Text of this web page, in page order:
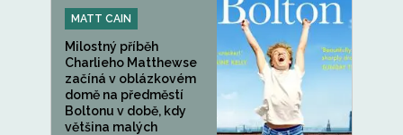
MATT CAIN
Milostný příběh
Charlieho Matthewse
začíná v oblázkovém
domě na předměstí
Boltonu v době, kdy
většina malých